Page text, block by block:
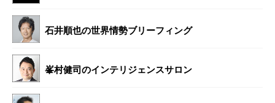
石井順也の世界情勢ブリーフィング
峯村健司のインテリジェンスサロン